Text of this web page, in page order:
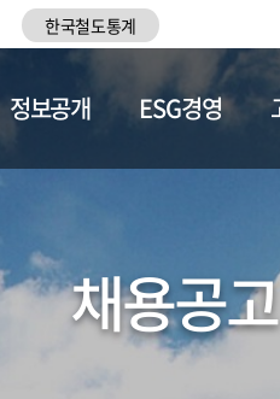
한국철도통계
정보공개 ESG경영
채용공고